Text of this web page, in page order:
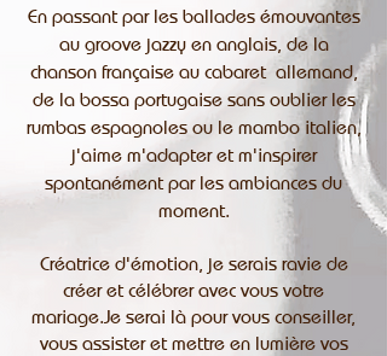
En passant par les ballades émouvantes
au groove jazzy en anglais, de la
chanson française au cabaret allemand,
de la bossa portugaise sans oublier les
rumbas espagnoles ou le mambo italien,
j'aime m'adapter et m'inspirer
spontanément par les ambiances du
moment.
Créatrice d'émotion, je serais ravie de
créer et célébrer avec vous votre
mariage.Je serai là pour vous conseiller,
vous assister et mettre en lumière vos